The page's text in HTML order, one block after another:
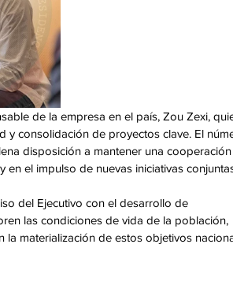
de la empresa en el país, Zou Zexi,
y consolidación de proyectos clave. El
disposición a mantener una cooperación
el impulso de nuevas iniciativas
del Ejecutivo con el desarrollo de
las condiciones de vida de la población,
materialización de estos objetivos